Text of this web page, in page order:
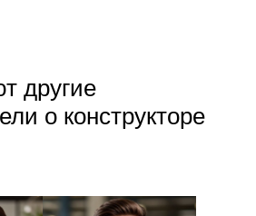
другие
о конструкторе